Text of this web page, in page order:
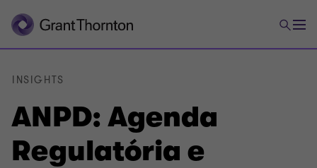
ANPD: Agenda
Regulatória e
INSIGHTS